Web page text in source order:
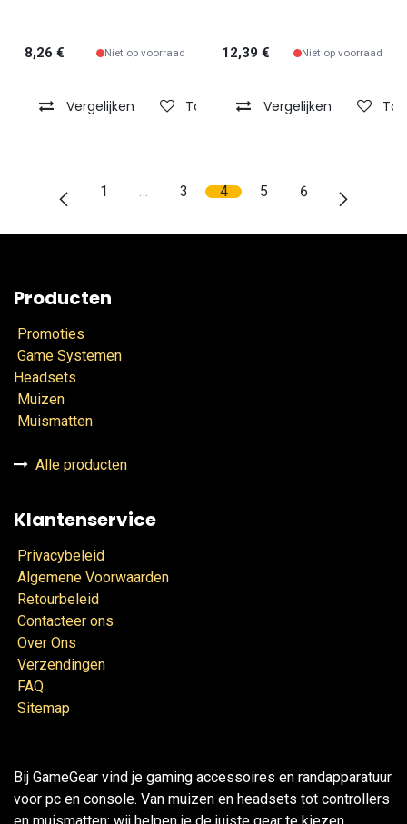
8,26 € Niet op voorraad
Vergelijken Toevoegen aan verlanglijst
12,39 € Niet op voorraad
Vergelijken
1 … 3 4 5 6
Producten
Promoties
Game Systemen
Headsets
Muizen
Muismatten
Alle producten
Klantenservice
Privacybeleid
Algemene Voorwaarden
Retourbeleid
Contacteer ons
Over Ons
Verzendingen
FAQ
Sitemap
Bij GameGear vind je gaming accessoires en randapparatuur
voor pc en console. Van muizen en headsets tot controllers